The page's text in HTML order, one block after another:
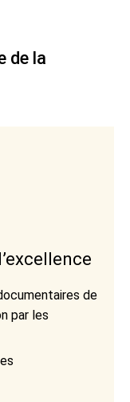
de la
de
par les